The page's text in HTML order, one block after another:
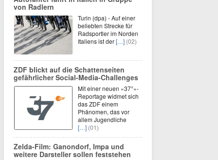
von Radlern
Turin (dpa) - Auf einer
beliebten Strecke für
Radsportler im Norden
Italiens ist der[…] (02)
ZDF blickt auf die Schattenseiten
gefährlicher Social-Media-Challenges
Mit einer neuen «37°»-
Reportage widmet sich
das ZDF einem
Phänomen, das vor
allem Jugendliche
[…] (01)
Zelda-Film: Ganondorf, Impa und
weitere Darsteller sollen feststehen